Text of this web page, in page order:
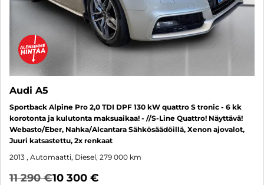
Audi A5
Sportback Alpine Pro 2,0 TDI DPF 130 kW quattro S tronic - 6 kk
korotonta ja kulutonta maksuaikaa! - //S-Line Quattro! Näyttävä!
Webasto/Eber, Nahka/Alcantara Sähkösäädöillä, Xenon ajovalot,
Juuri katsastettu, 2x renkaat
2013 , Automaatti, Diesel, 279 000 km
11 290 €10 300 €